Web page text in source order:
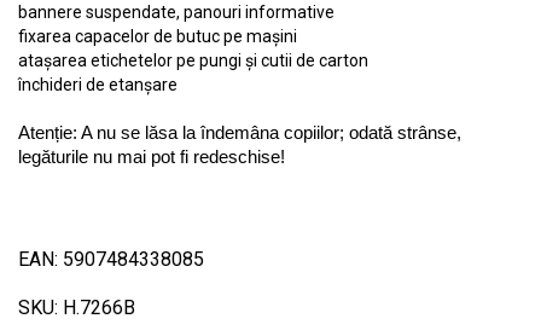
bannere suspendate, panouri informative
fixarea capacelor de butuc pe mașini
atașarea etichetelor pe pungi și cutii de carton
închideri de etanșare
Atenție: A nu se lăsa la îndemâna copiilor; odată strânse,
legăturile nu mai pot fi redeschise!
EAN: 5907484338085
SKU: H.7266B